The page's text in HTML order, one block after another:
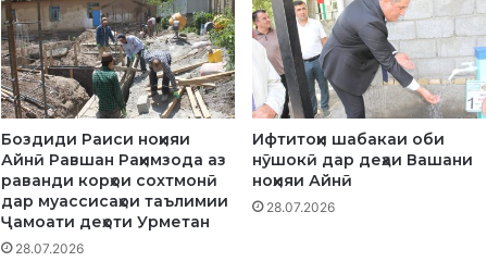
у
К
у
м
и
о
ҳ
и
я
и
В
И
И
"
Ф
Р
Ғ
И
С
Боздиди Раиси ноҳияи
Айнӣ Равшан Раҳимзода аз
раванди корҳои сохтмонӣ
дар муассисаҳои таълимии
Ҷамоати деҳоти Урметан
28.07.2026
Ифтитоҳи шабакаи оби
нӯшокӣ дар деҳаи Вашани
ноҳияи Айнӣ
28.07.2026